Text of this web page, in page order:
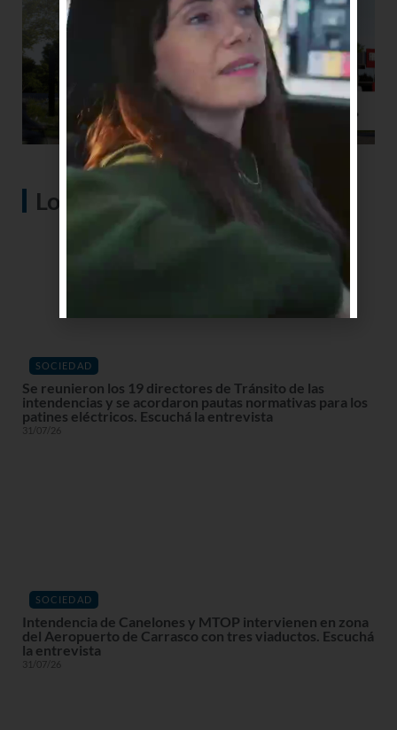
Lo más visto
SOCIEDAD
Se reunieron los 19 directores de Tránsito de las
intendencias y se acordaron pautas normativas para los
patines eléctricos. Escuchá la entrevista
31/07/26
SOCIEDAD
Intendencia de Canelones y MTOP intervienen en zona
del Aeropuerto de Carrasco con tres viaductos. Escuchá
la entrevista
31/07/26